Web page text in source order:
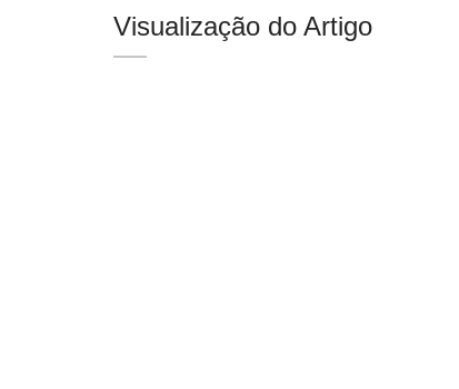
Visualização do Artigo